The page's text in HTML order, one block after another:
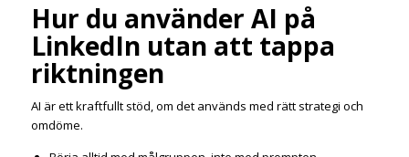
Hur du använder AI på
LinkedIn utan att tappa
riktningen
AI är ett kraftfullt stöd, om det används med rätt strategi och
omdöme.